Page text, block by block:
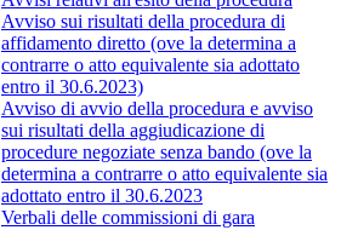
Avviso sui risultati della procedura di
affidamento diretto (ove la determina a
contrarre o atto equivalente sia adottato
entro il 30.6.2023)
Avviso di avvio della procedura e avviso
sui risultati della aggiudicazione di
procedure negoziate senza bando (ove la
determina a contrarre o atto equivalente sia
adottato entro il 30.6.2023
Verbali delle commissioni di gara